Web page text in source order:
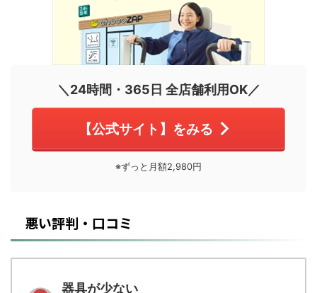
＼24時間・365日 全店舗利用OK／
【公式サイト】をみる
※ずっと月額2,980円
悪い評判・口コミ
器具が少ない